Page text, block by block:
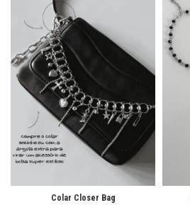
Colar Closer Bag